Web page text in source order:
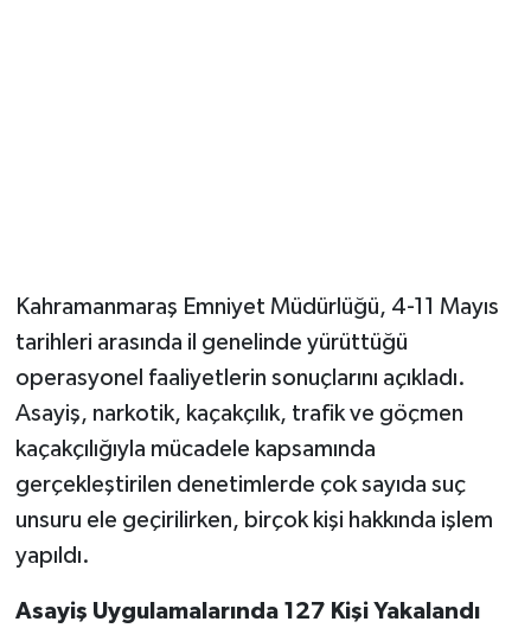
Kahramanmaraş Emniyet Müdürlüğü, 4-11 Mayıs
tarihleri arasında il genelinde yürüttüğü
operasyonel faaliyetlerin sonuçlarını açıkladı.
Asayiş, narkotik, kaçakçılık, trafik ve göçmen
kaçakçılığıyla mücadele kapsamında
gerçekleştirilen denetimlerde çok sayıda suç
unsuru ele geçirilirken, birçok kişi hakkında işlem
yapıldı.
Asayiş Uygulamalarında 127 Kişi Yakalandı